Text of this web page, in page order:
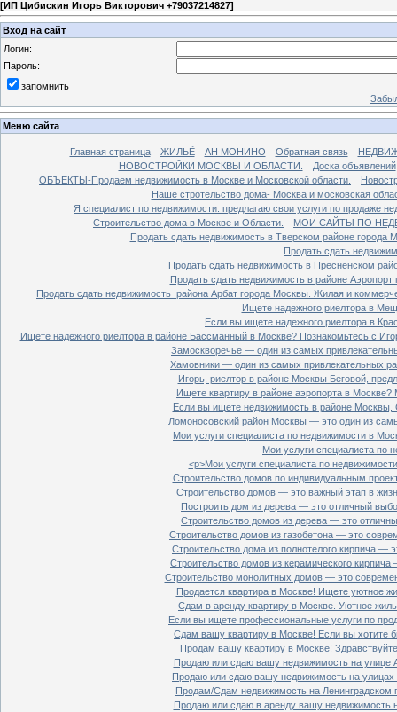
[ИП Цибискин Игорь Викторович +79037214827]
Вход на сайт
Логин:
Пароль:
запомнить
Меню сайта
Главная страница ЖИЛЬЁ АН МОНИНО Обратная связь
НОВОСТРОЙКИ МОСКВЫ И ОБЛАСТИ.
Доска объявлений
ОБЪЕКТЫ-Продаем недвижимость в Москве и Московской области.
Наше стротельство дома- Москва и московская
Я специалист по недвижимости: предлагаю свои услуги по продаже
Строительство дома в Москве и Области.
МОИ САЙТЫ ПО
Продать сдать недвижимость в Тверском районе города
Продать сдать
Продать сдать недвижимость в Пресненском
Продать сдать недвижимость в районе
Продать сдать недвижимость района Арбат города Москвы. Жилая и
Ищете надежного риелтора в
Если вы ищете надежного риелтора в
Ищете надежного риелтора в районе Бассманный в Москве? Познакомьтесь с
Замоскворечье — один из самых
Хамовники — один из самых привлекательных
Игорь, риелтор в районе Москвы Беговой,
Ищете квартиру в районе аэропорта в
Если вы ищете недвижимость в районе Москвы,
Ломоносовский район Москвы — это один из
Мои услуги специалиста по недвижимости в
Мои услуги специалиста по
<p>Мои услуги специалиста по
Строительство домов по индивидуальным
Строительство домов — это важный этап в
Построить дом из дерева — это отличный
Строительство домов из дерева — это
Строительство домов из газобетона — это
Строительство дома из полнотелого кирпича —
Строительство домов из керамического
Строительство монолитных домов — это
Продается квартира в Москве! Ищете уютное
Сдам в аренду квартиру в Москве. Уютное
Если вы ищете профессиональные услуги по
Сдам вашу квартиру в Москве! Если вы хотите
Продам вашу квартиру в Москве!
Продаю или сдаю вашу недвижимость на улице
Продаю или сдаю вашу недвижимость на
Продам/Сдам недвижимость на Ленинградском
Продаю или сдаю в аренду вашу недвижимость